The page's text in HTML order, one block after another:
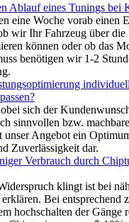
Ablauf eines Tunings bei
eine Woche vorab einen
wir Ihr Fahrzeug über die
können oder ob das
benötigen wir 1-2
sich der
sinnvollen bzw.
unser Angebot ein
Zuverlässigkeit dar.
Verbrauch durch
klingt ist bei
Bei entsprechend
hochschalten der Gänge